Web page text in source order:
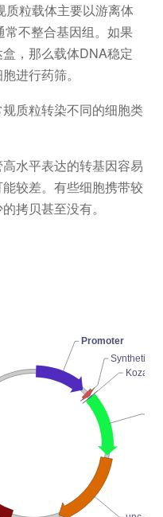
质粒载体主要以游离体
不整合基因组。如果
，那么载体DNA稳定
进行药筛。
质粒转染不同的细胞类
高水平表达的转基因容易
较差。有些细胞携带较
拷贝甚至没有。
Promoter
Synthetic
Kozak